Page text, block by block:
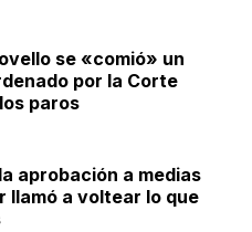
se «comió» un
por la Corte
paros
aprobación a medias
llamó a voltear lo que